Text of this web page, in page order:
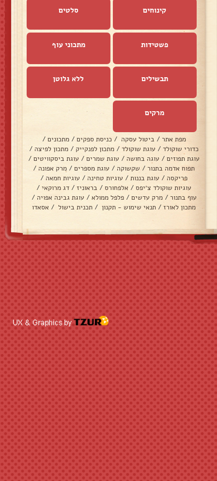
קינוחים סלטים
פשטידות מתכוני עוף
תבשילים ללא גלוטן
מרקים
מפת אתר / ביטול עסקה / כניסת ספקים / מתכונים /
כדורי שוקולד / עוגת שוקולד / מתכון לפנקייק / מתכון לפיצה /
עוגת תפוזים / עוגה בחושה / עוגת שמרים / עוגת ביסקוויטים /
תפוח אדמה בתנור / שקשוקה / עוגת מספרים / מרק אפונה /
פריקסה / עוגת בננות / עוגיות טחינה / עוגיות חמאה /
עוגיות שוקולד צ׳יפס / אלפחורס / בראוניז / דג מרוקאי /
עוף בתנור / מרק עדשים / פלפל ממולא / עוגת גבינה אפויה /
מתכון לאורז / תנאי שימוש - תקנון / תכנית בישול / אסאדו